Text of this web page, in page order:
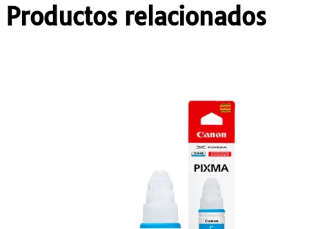
Productos relacionados